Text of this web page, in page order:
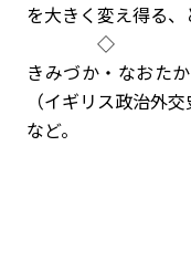
を大きく変え得る、
◇
きみづか・なおた
（イギリス政治外
など。